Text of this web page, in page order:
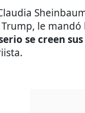
le
se creen